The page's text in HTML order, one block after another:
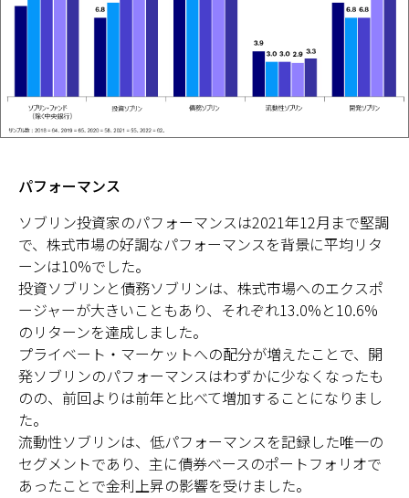
パフォーマンス
ソブリン投資家のパフォーマンスは2021年12月まで堅調
で、株式市場の好調なパフォーマンスを背景に平均リタ
ーンは10%でした。
投資ソブリンと債務ソブリンは、株式市場へのエクスポ
ージャーが大きいこともあり、それぞれ13.0%と10.6%
のリターンを達成しました。
プライベート・マーケットへの配分が増えたことで、開
発ソブリンのパフォーマンスはわずかに少なくなったも
のの、前回よりは前年と比べて増加することになりまし
た。
流動性ソブリンは、低パフォーマンスを記録した唯一の
セグメントであり、主に債券ベースのポートフォリオで
あったことで金利上昇の影響を受けました。